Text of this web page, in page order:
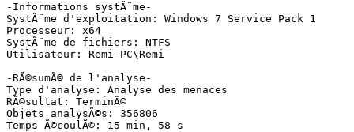
-Informations systÃ¨me-
SystÃ¨me d'exploitation: Windows 7 Service Pack 1
Processeur: x64
SystÃ¨me de fichiers: NTFS
Utilisateur: Remi-PC\Remi
-RÃ©sumÃ© de l'analyse-
Type d'analyse: Analyse des menaces
RÃ©sultat: TerminÃ©
Objets analysÃ©s: 356806
Temps Ã©coulÃ©: 15 min, 58 s